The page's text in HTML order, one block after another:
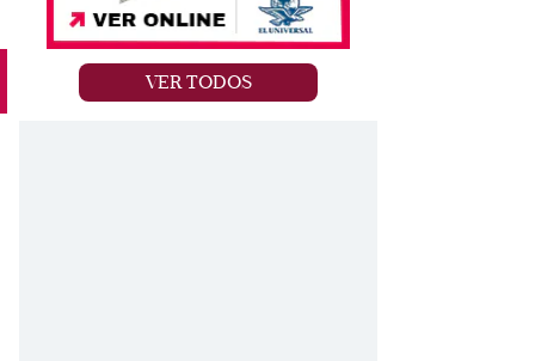
VER TODOS